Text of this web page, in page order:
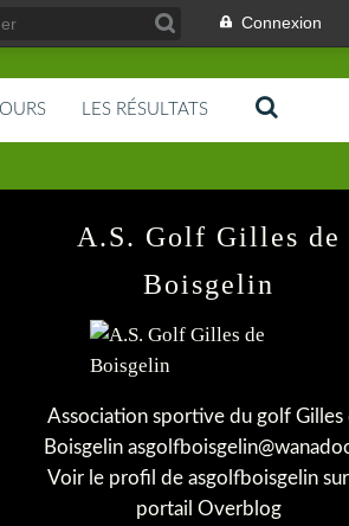
Connexion
LES RÉSULTATS
A.S. Golf Gilles de
Boisgelin
Association sportive du golf Gilles
Boisgelin
Voir le profil de asgolfboisgelin
portail Overblog